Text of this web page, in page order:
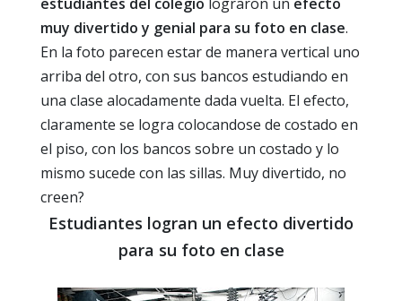
muy divertido y genial para su foto en clase.
En la foto parecen estar de manera vertical uno
arriba del otro, con sus bancos estudiando en
una clase alocadamente dada vuelta. El efecto,
claramente se logra colocandose de costado en
el piso, con los bancos sobre un costado y lo
mismo sucede con las sillas. Muy divertido, no
creen?
Estudiantes logran un efecto divertido
para su foto en clase